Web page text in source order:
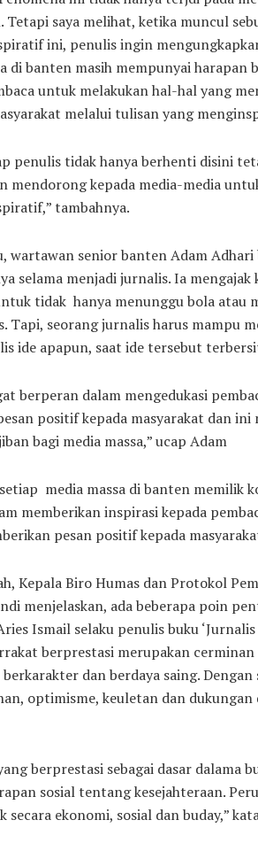
Tetapi saya melihat, ketika muncul
ini, penulis ingin
di banten masih mempunyai harapan
untuk melakukan hal-hal yang
melalui tulisan yang
penulis tidak hanya berhenti disini
mendorong kepada media-media
tambahnya.
wartawan senior banten Adam
selama menjadi jurnalis. Ia mengajak
tidak hanya menunggu bola atau
Tapi, seorang jurnalis harus mampu
ide apapun, saat ide tersebut
berperan dalam mengedukasi
positif kepada masyarakat dan ini
bagi media massa,” ucap Adam
media massa di banten memilik
memberikan inspirasi kepada
pesan positif kepada
Kepala Biro Humas dan Protokol
menjelaskan, ada beberapa poin
Ismail selaku penulis buku
berprestasi merupakan cerminan
dan berdaya saing. Dengan
optimisme, keuletan dan dukungan
berprestasi sebagai dasar dalama
sosial tentang kesejahteraan.
secara ekonomi, sosial dan buday,”